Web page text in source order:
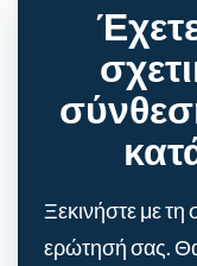
Ξεκινήστε με
ερώτησή σας.